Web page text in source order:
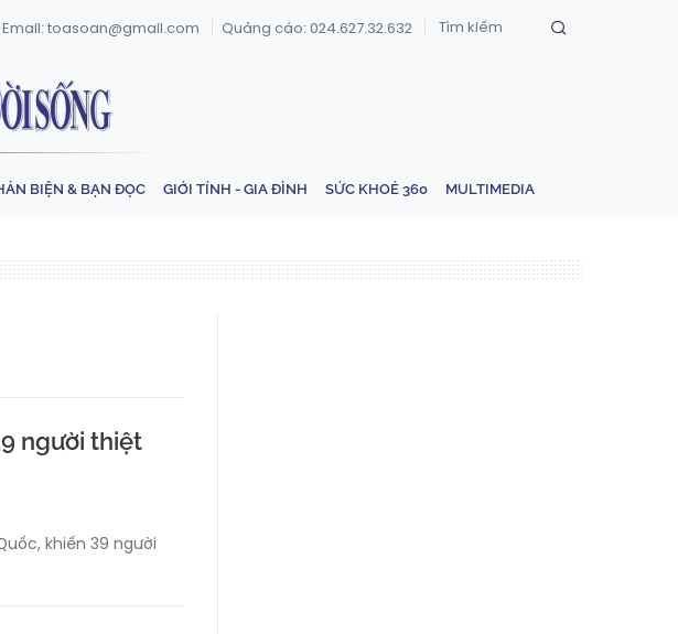
Email: toasoan@gmail.com Quảng cáo: 024.627.32.632
BIỆN & BẠN ĐỌC GIỚI TÍNH - GIA ĐÌNH SỨC KHOẺ 360 MULTIMEDIA
người thiệt
khiến 39 người